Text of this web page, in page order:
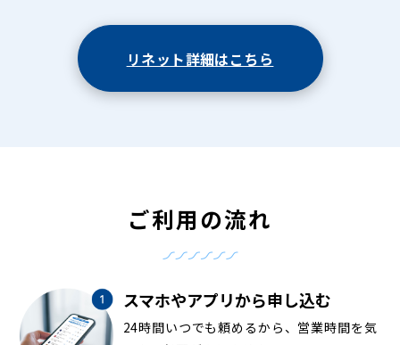
リネット詳細はこちら
ご利用の流れ
スマホやアプリから申し込む
24時間いつでも頼めるから、営業時間を気